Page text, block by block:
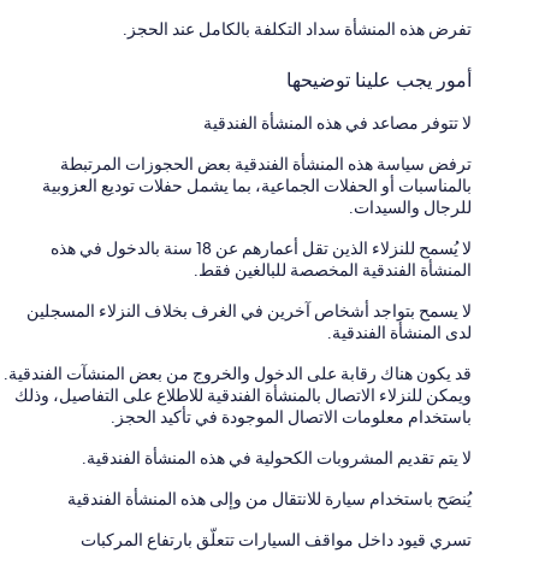
تفرض هذه المنشأة سداد التكلفة بالكامل عند الحجز.
أمور يجب علينا توضيحها
لا تتوفر مصاعد في هذه المنشأة الفندقية
ترفض سياسة هذه المنشأة الفندقية بعض الحجوزات المرتبطة
بالمناسبات أو الحفلات الجماعية، بما يشمل حفلات توديع العزوبية
للرجال والسيدات.
لا يُسمح للنزلاء الذين تقل أعمارهم عن 18 سنة بالدخول في هذه
المنشأة الفندقية المخصصة للبالغين فقط.
لا يسمح بتواجد أشخاص آخرين في الغرف بخلاف النزلاء المسجلين
لدى المنشأة الفندقية.
قد يكون هناك رقابة على الدخول والخروج من بعض المنشآت الفندقية.
ويمكن للنزلاء الاتصال بالمنشأة الفندقية للاطلاع على التفاصيل، وذلك
باستخدام معلومات الاتصال الموجودة في تأكيد الحجز.
لا يتم تقديم المشروبات الكحولية في هذه المنشأة الفندقية.
يُنصَح باستخدام سيارة للانتقال من وإلى هذه المنشأة الفندقية
تسري قيود داخل مواقف السيارات تتعلّق بارتفاع المركبات